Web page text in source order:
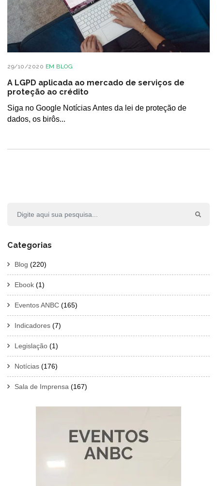
29/10/2020 EM BLOG
A LGPD aplicada ao mercado de serviços de
proteção ao crédito
Siga no Google Notícias Antes da lei de proteção de
dados, os birôs...
Categorias
Blog (220)
Ebook (1)
Eventos ANBC (165)
Indicadores (7)
Legislação (1)
Notícias (176)
Sala de Imprensa (167)